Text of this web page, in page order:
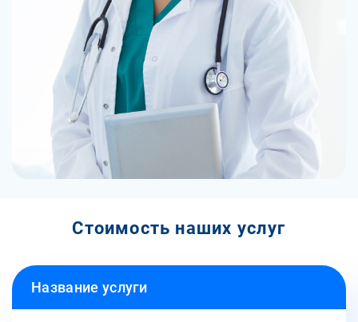
Стоимость наших услуг
Название услуги